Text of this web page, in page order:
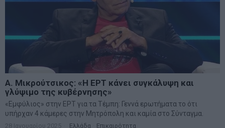
Α. Μικρούτσικος: «Η ΕΡΤ κάνει συγκάλυψη και
γλύψιμο της κυβέρνησης»
«Εμφύλιος» στην ΕΡΤ για τα Τέμπη: Γεννά ερωτήματα το ότι
υπήρχαν 4 κάμερες στην Μητρόπολη και καμία στο Σύνταγμα.
28 Ιανουαρίου 2025 Ελλάδα Επικαιρότητα